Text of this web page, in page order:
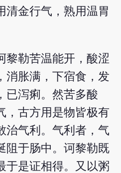
清金行气，熟用温胃
黎勒苦温能开，酸涩
消胀满，下宿食，发
已泻痢。然苦多酸
，古方用是物皆极有
治气利。气利者，气
阻于肠中。诃黎勒既
于是证相得。又以粥